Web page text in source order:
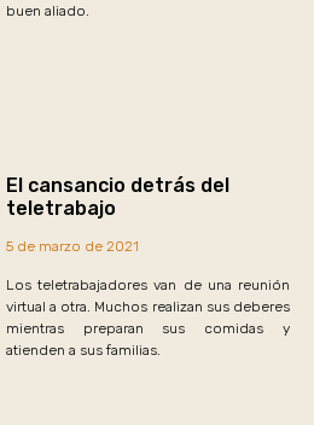
buen aliado.
El cansancio detrás del
teletrabajo
5 de marzo de 2021
Los teletrabajadores van de una reunión
virtual a otra. Muchos realizan sus deberes
mientras preparan sus comidas y
atienden a sus familias.